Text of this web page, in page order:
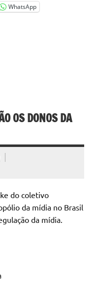
WhatsApp
OS DONOS DA
do coletivo
da mídia no Brasil
da mídia.